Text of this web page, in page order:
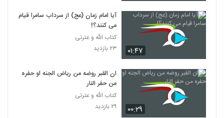
۰۱:۴۷
آیا امام زمان (عج) از سرداب سامرا قیام
می کنند؟!
کتاب الله و عترتی
۲۳ بازدید
۰۰:۲۹
ان القبر روضه من ریاض الجنه او حفره
من حفر النار
کتاب الله و عترتی
۲۹ بازدید